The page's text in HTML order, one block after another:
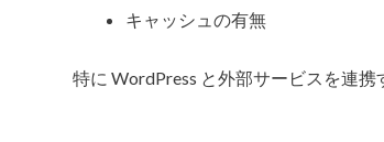
キャッシュの有無
特に WordPress と外部サービスを連携